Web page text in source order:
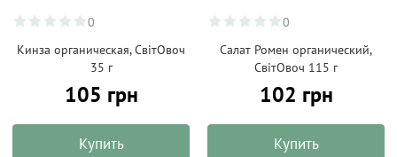
0
Кинза органическая, СвітОвоч
35 г
105 грн
Купить
0
Салат Ромен органический,
СвітОвоч 115 г
102 грн
Купить